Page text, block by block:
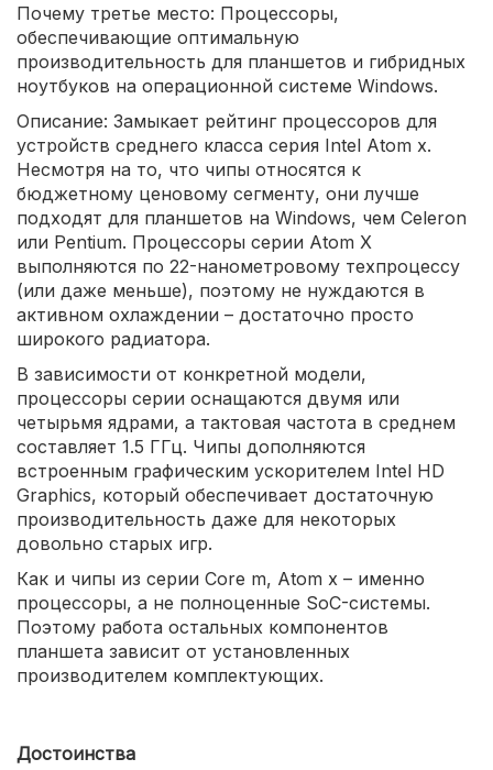
Почему третье место: Процессоры,
обеспечивающие оптимальную
производительность для планшетов и гибридных
ноутбуков на операционной системе Windows.
Описание: Замыкает рейтинг процессоров для
устройств среднего класса серия Intel Atom x.
Несмотря на то, что чипы относятся к
бюджетному ценовому сегменту, они лучше
подходят для планшетов на Windows, чем Celeron
или Pentium. Процессоры серии Atom X
выполняются по 22-нанометровому техпроцессу
(или даже меньше), поэтому не нуждаются в
активном охлаждении – достаточно просто
широкого радиатора.
В зависимости от конкретной модели,
процессоры серии оснащаются двумя или
четырьмя ядрами, а тактовая частота в среднем
составляет 1.5 ГГц. Чипы дополняются
встроенным графическим ускорителем Intel HD
Graphics, который обеспечивает достаточную
производительность даже для некоторых
довольно старых игр.
Как и чипы из серии Core m, Atom x – именно
процессоры, а не полноценные SoC-системы.
Поэтому работа остальных компонентов
планшета зависит от установленных
производителем комплектующих.
Достоинства